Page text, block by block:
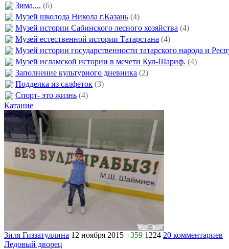
Зима.... (6)
Музей школода Никола г.Казань (4)
Музей истории Сабинского лесного хозяйства (4)
Музей естественной истории Татарстана (4)
Музей истории государственности татарского народа и
Музей исламской истории в мечети Кул-Шариф. (4)
Заполнение культурного дневника (2)
Подделка из салфеток (3)
Спорт- это жизнь (4)
Катание
Зиля Гиззатуллина 12 ноября 2015 +359 1224 20 комментариев
Ледовый дворец